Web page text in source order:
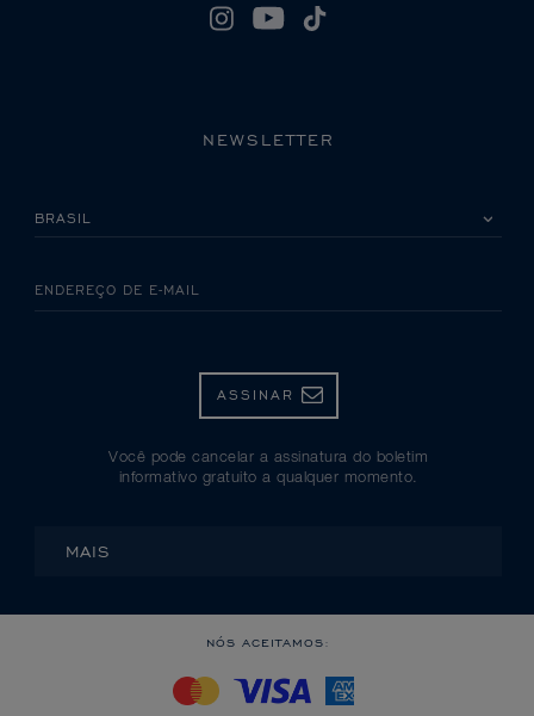
NEWSLETTER
ENDEREÇO DE E-MAIL
ASSINAR
Você pode cancelar a assinatura do boletim
informativo gratuito a qualquer momento.
MAIS
NÓS ACEITAMOS: